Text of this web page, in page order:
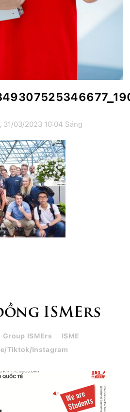
31/03/2023 10:04 Sáng
ISMErs
Group ISMErs
ISME
Tiktok/Instagram